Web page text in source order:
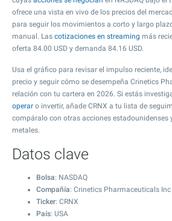
ofrece una vista en vivo de los precios del
para seguir los movimientos a corto y largo
manual. Las cotizaciones en streaming más
oferta 84.00 USD y demanda 84.16 USD.
Usa el gráfico para revisar el impulso reciente,
precio y seguir cómo se desempeña Crinetics
relación con tu cartera en 2026. Si estás
operar o invertir, añade CRNX a tu lista de
compáralo con otras acciones estadounidenses
metales.
Datos clave
Bolsa: NASDAQ
Compañía: Crinetics Pharmaceuticals Inc
Ticker: CRNX
País: USA